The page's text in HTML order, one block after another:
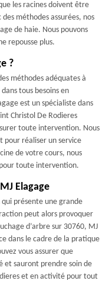
les racines doivent être
méthodes assurées, nos
de haie. Nous pouvons
repousse plus.
?
méthodes adéquates à
tous besoins en
est un spécialiste dans
Christol De Rodieres
toute intervention. Nous
pour réaliser un service
de votre cours, nous
toute intervention.
Elagage
qui présente une grande
peut alors provoquer
d’arbre sur 30760, MJ
dans le cadre de la pratique
vous assurer que
et sauront prendre soin de
et en activité pour tout